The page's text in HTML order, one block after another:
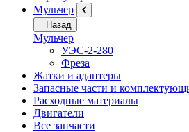
Мульчер
Назад
Мульчер
УЭС-2-280
Фреза
Жатки и адаптеры
Запасные части и
Расходные материалы
Двигатели
Все запчасти